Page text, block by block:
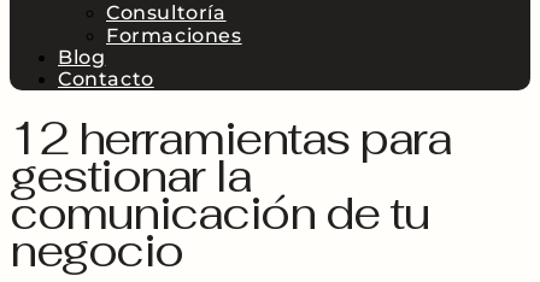
Consultoría
Formaciones
Blog
Contacto
12 herramientas para
gestionar la
comunicación de tu
negocio